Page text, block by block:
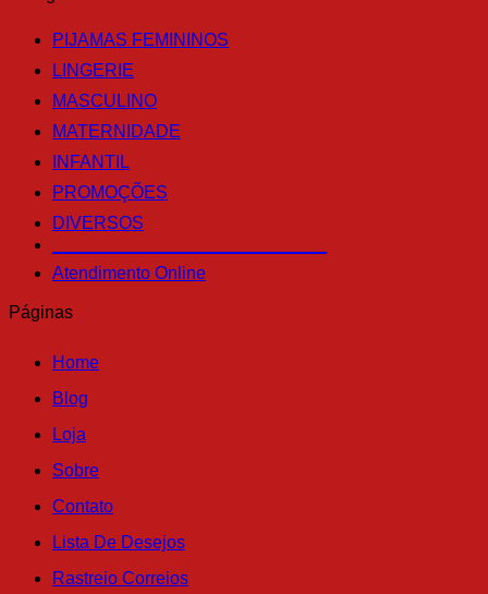
PIJAMAS FEMININOS
LINGERIE
MASCULINO
MATERNIDADE
INFANTIL
PROMOÇÕES
DIVERSOS
Atendimento Online
Páginas
Home
Blog
Loja
Sobre
Contato
Lista De Desejos
Rastreio Correios